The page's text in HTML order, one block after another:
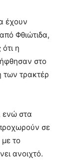
έχουν
Φθιώτιδα,
η
στο
των τρακτέρ
ενώ στα
σε
το
ανοιχτό.